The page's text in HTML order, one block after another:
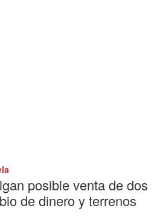
posible venta de dos
de dinero y terrenos